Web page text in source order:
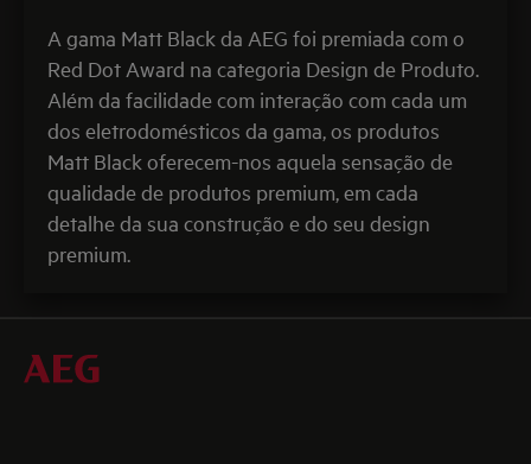
A gama Matt Black da AEG foi premiada com o
Red Dot Award na categoria Design de Produto.
Além da facilidade com interação com cada um
dos eletrodomésticos da gama, os produtos
Matt Black oferecem-nos aquela sensação de
qualidade de produtos premium, em cada
detalhe da sua construção e do seu design
premium.